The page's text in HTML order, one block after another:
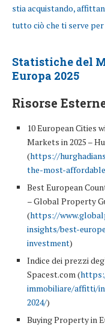
stia acquistando,
tutto ciò che ti serve
Statistiche del
Europa 2025
Risorse
10 European Cities
Markets in 2025 –
(https://
the-most-
Best European
– Global Property
(https://
insights/best-
investment)
Indice dei prezzi
Spacest.com (
immobiliare/affitti/
2024/)
Buying Property in